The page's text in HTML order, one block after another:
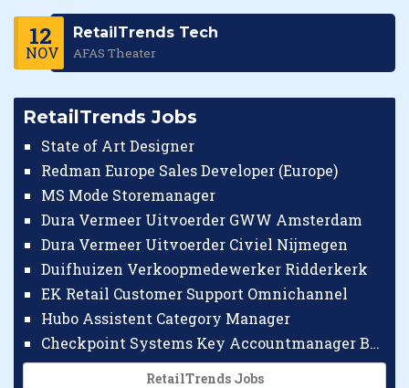
12
NOV
RetailTrends Tech
AFAS Theater
RetailTrends Jobs
State of Art Designer
Redman Europe Sales Developer (Europe)
MS Mode Storemanager
Dura Vermeer Uitvoerder GWW Amsterdam
Dura Vermeer Uitvoerder Civiel Nijmegen
Duifhuizen Verkoopmedewerker Ridderkerk
EK Retail Customer Support Omnichannel
Hubo Assistent Category Manager
Checkpoint Systems Key Accountmanager Benelux
RetailTrends Jobs